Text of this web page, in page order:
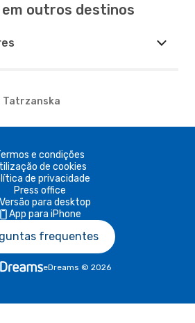
outros destinos
Tatrzanska
e condições
de cookies
de privacidade
Press office
Versão para desktop
App para iPhone
frequentes
eDreams © 2026